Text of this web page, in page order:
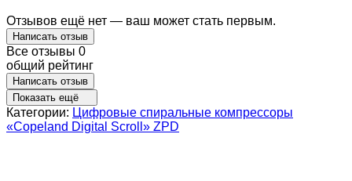
Отзывов ещё нет — ваш может стать первым.
Написать отзыв
Все отзывы 0
общий рейтинг
Написать отзыв
Показать ещё
Категории: Цифровые спиральные компрессоры
«Copeland Digital Scroll» ZPD